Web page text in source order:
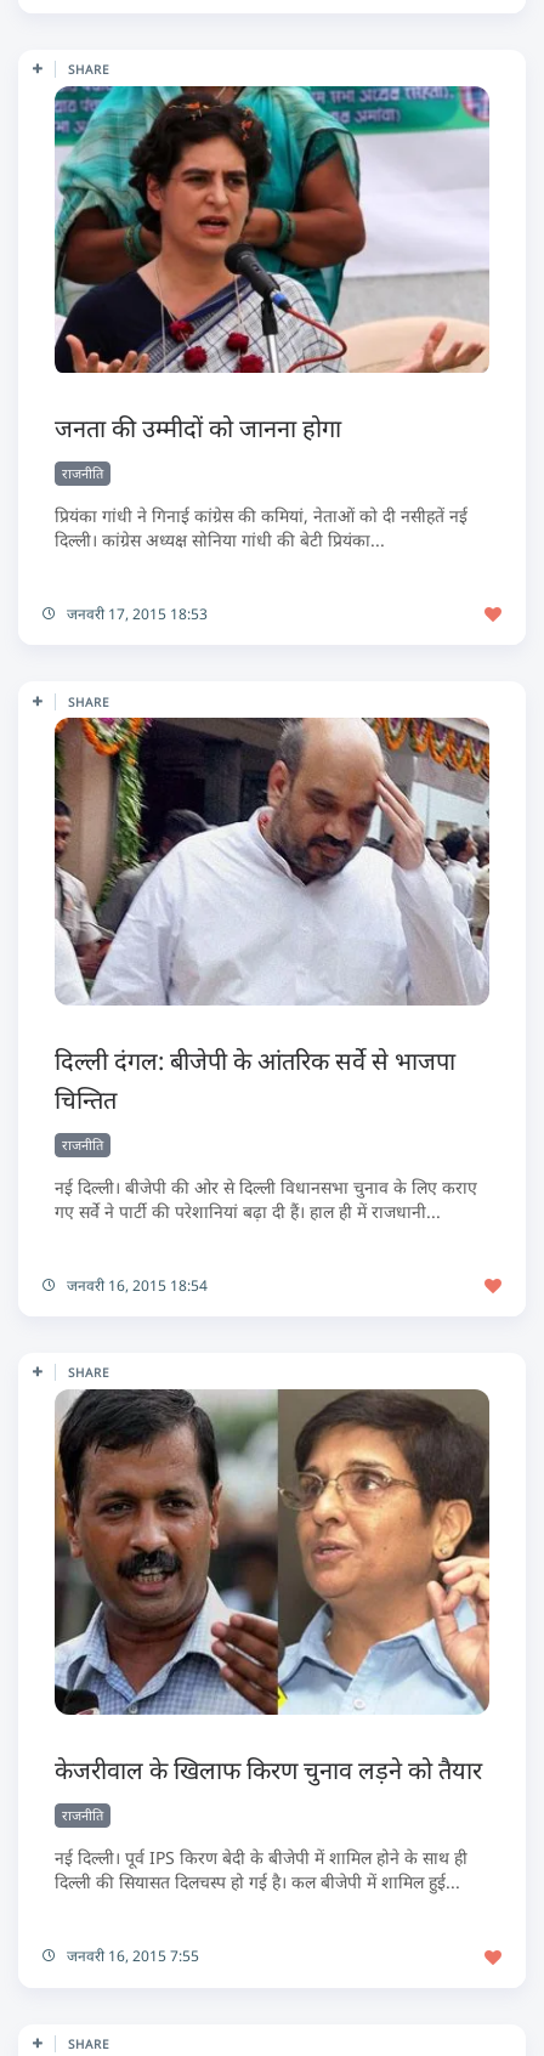
SHARE
जनता की उम्मीदों को जानना होगा
राजनीति
प्रियंका गांधी ने गिनाई कांग्रेस की कमियां, नेताओं को दी नसीहतें नई
दिल्ली। कांग्रेस अध्यक्ष सोनिया गांधी की बेटी प्रियंका...
जनवरी 17, 2015 18:53
SHARE
दिल्ली दंगल: बीजेपी के आंतरिक सर्वे से भाजपा
चिन्तित
राजनीति
नई दिल्ली। बीजेपी की ओर से दिल्ली विधानसभा चुनाव के लिए कराए
गए सर्वे ने पार्टी की परेशानियां बढ़ा दी हैं। हाल ही में राजधानी...
जनवरी 16, 2015 18:54
SHARE
केजरीवाल के खिलाफ किरण चुनाव लड़ने को तैयार
राजनीति
नई दिल्ली। पूर्व IPS किरण बेदी के बीजेपी में शामिल होने के साथ ही
दिल्ली की सियासत दिलचस्प हो गई है। कल बीजेपी में शामिल हुई...
जनवरी 16, 2015 7:55
SHARE